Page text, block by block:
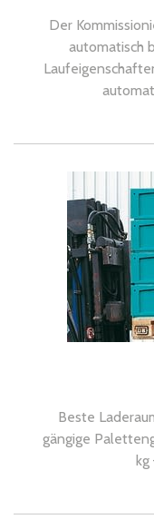
Der
automatisch
Beste
gängige
kg